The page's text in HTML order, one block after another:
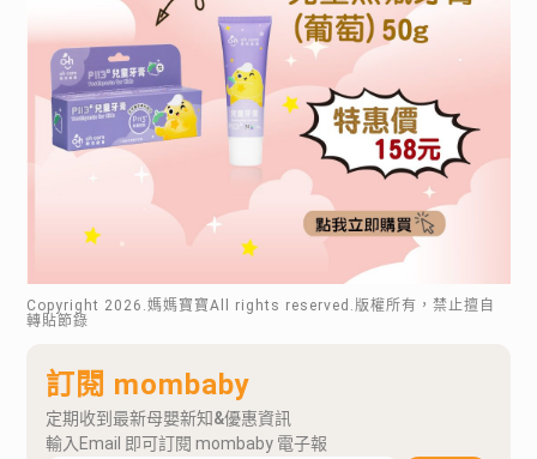
Copyright 2026 .媽媽寶寶All rights reserved.版權所有，禁止擅自
轉貼節錄
訂閱 mombaby
定期收到最新母嬰新知&優惠資訊
輸入Email 即可訂閱 mombaby 電子報